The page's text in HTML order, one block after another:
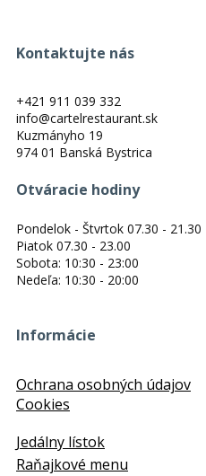
Kontaktujte nás
+421 911 039 332
info@cartelrestaurant.sk
Kuzmányho 19
974 01 Banská Bystrica
Otváracie hodiny
Pondelok - Štvrtok 07.30 - 21.30
Piatok 07.30 - 23.00
Sobota: 10:30 - 23:00
Nedeľa: 10:30 - 20:00
Informácie
Ochrana osobných údajov
Cookies
Jedálny lístok
Raňajkové menu